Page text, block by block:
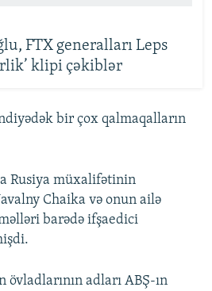
FTX generalları Leps
klipi çəkiblər
bir çox qalmaqalların
Rusiya müxalifətinin
Chaika və onun ailə
barədə ifşaedici
adları ABŞ-ın